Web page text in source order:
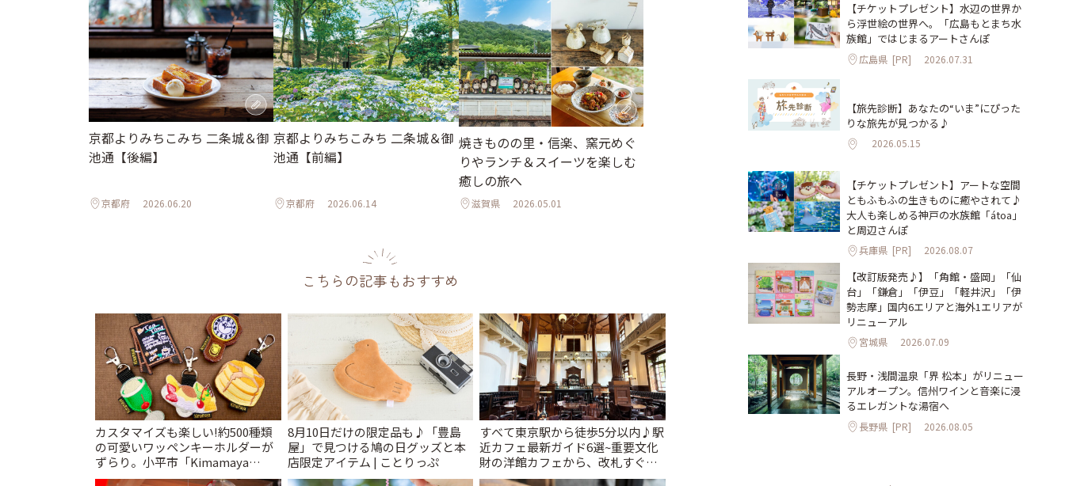
京都よりみちこみち 二条城＆御
池通【後編】
京都府 2026.06.20
京都よりみちこみち 二条城＆御
池通【前編】
京都府 2026.06.14
焼きものの里・信楽、窯元めぐ
りやランチ＆スイーツを楽しむ
癒しの旅へ
滋賀県 2026.05.01
こちらの記事もおすすめ
カスタマイズも楽しい!約500種類
の可愛いワッペンキーホルダーが
ずらり。小平市「Kimamaya
T&K」 | ことりっぷ
8月10日だけの限定品も♪「豊島
屋」で見つける鳩の日グッズと本
店限定アイテム | ことりっぷ
すべて東京駅から徒歩5分以内♪駅
近カフェ最新ガイド6選~重要文化
財の洋館カフェから、改札すぐの
レトロ喫茶まで~ | ことりっぷ
【チケットプレゼント】水辺の世界か
ら浮世絵の世界へ。「広島もとまち水
族館」ではじまるアートさんぽ
広島県 [PR] 2026.07.31
【旅先診断】あなたの“いま”にぴった
りな旅先が見つかる♪
2026.05.15
【チケットプレゼント】アートな空間
ともふもふの生きものに癒やされて♪
大人も楽しめる神戸の水族館「átoa」
と周辺さんぽ
兵庫県 [PR] 2026.08.07
【改訂版発売♪】「角館・盛岡」「仙
台」「鎌倉」「伊豆」「軽井沢」「伊
勢志摩」国内6エリアと海外1エリアが
リニューアル
宮城県 2026.07.09
長野・浅間温泉「界 松本」がリニュー
アルオープン。信州ワインと音楽に浸
るエレガントな湯宿へ
長野県 [PR] 2026.08.05